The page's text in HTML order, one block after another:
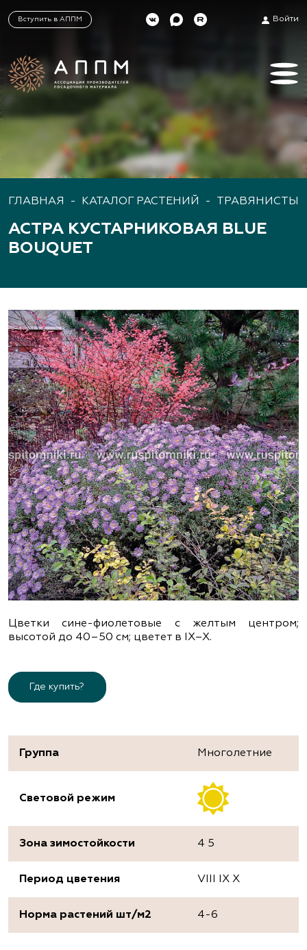
Вступить в АППМ Войти
ГЛАВНАЯ - КАТАЛОГ РАСТЕНИЙ -
АСТРА КУСТАРНИКОВАЯ BLUE
BOUQUET
Цветки сине-фиолетовые с желтым центром;
высотой до 40–50 см; цветет в ІХ–Х.
Где купить?
Группа Многолетние
Световой режим
Зона зимостойкости 4 5
Период цветения VIII IX X
Норма растений шт/м2 4-6